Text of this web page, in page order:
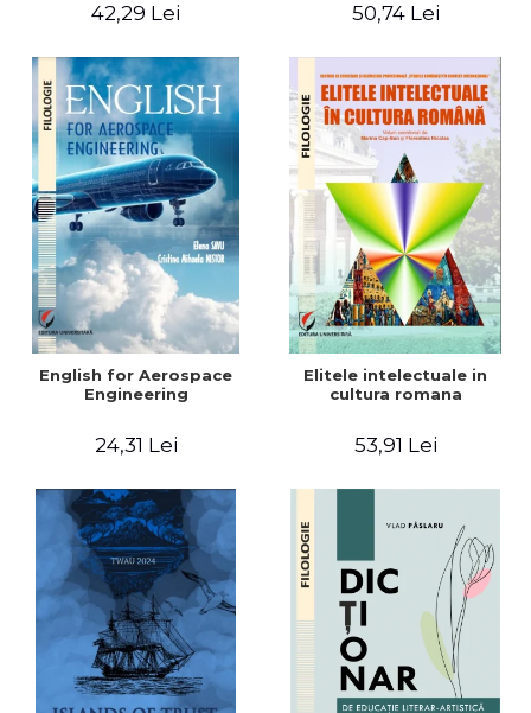
42,29 Lei 50,74 Lei
English for Aerospace
Engineering
24,31 Lei
Elitele intelectuale in
cultura romana
53,91 Lei